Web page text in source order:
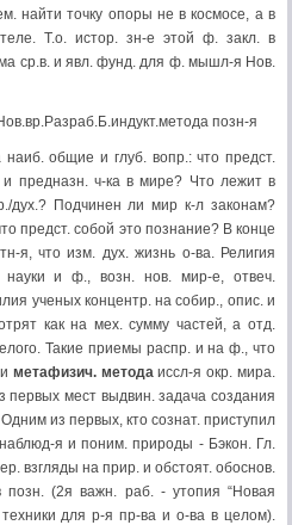
найти точку опоры не в космосе, а в
Т.о. истор. зн-е этой ф. закл. в
ср.в. и явл. фунд. для ф. мышл-я Нов.
позн-я
общие и глуб. вопр.: что предст.
предназн. ч-ка в мире? Что лежит в
дух.? Подчинен ли мир к-л законам?
предст. собой это познание? В конце
я, что изм. дух. жизнь о-ва. Религия
науки и ф., возн. нов. мир-е, отвеч.
ученых концентр. на собир., опис. и
как на мех. сумму частей, а отд.
Такие приемы распр. и на ф., что
и метафизич. методаиссл-я окр. мира.
мест выдвин. задача создания
из первых, кто сознат. приступил
я и поним. природы - Бэкон. Гл.
взгляды на прир. и обстоят. обоснов.
позн. (2я важн. раб. - утопия “Новая
для р-я пр-ва и о-ва в целом).